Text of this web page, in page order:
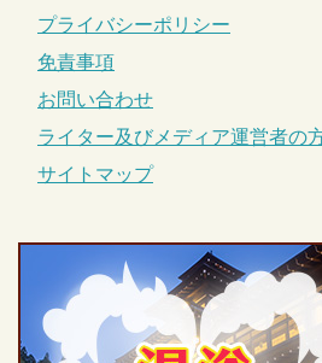
プライバシーポリシー
免責事項
お問い合わせ
ライター及びメディア運営者の
サイトマップ